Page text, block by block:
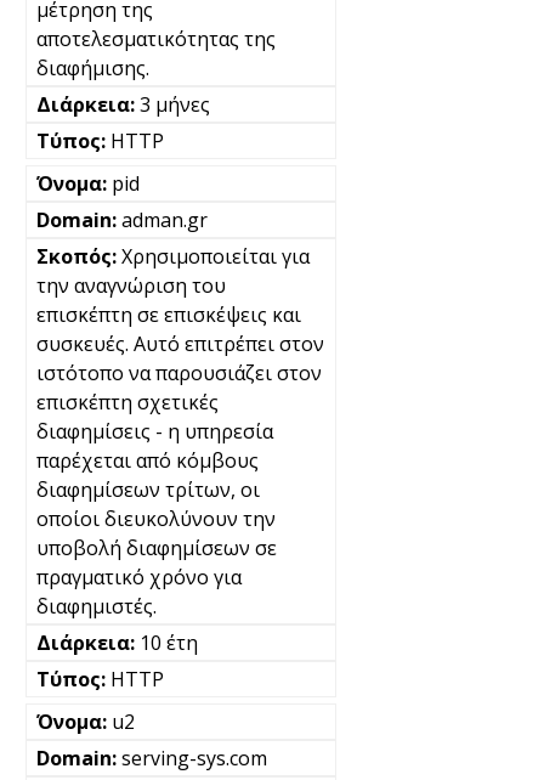
μέτρηση της
αποτελεσματικότητας της
διαφήμισης.
3 μήνες
HTTP
pid
adman.gr
Χρησιμοποιείται για
την αναγνώριση του
επισκέπτη σε επισκέψεις και
συσκευές. Αυτό επιτρέπει στον
ιστότοπο να παρουσιάζει στον
επισκέπτη σχετικές
διαφημίσεις - η υπηρεσία
παρέχεται από κόμβους
διαφημίσεων τρίτων, οι
οποίοι διευκολύνουν την
υποβολή διαφημίσεων σε
πραγματικό χρόνο για
διαφημιστές.
10 έτη
HTTP
u2
serving-sys.com